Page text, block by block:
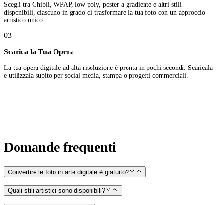
Scegli tra Ghibli, WPAP, low poly, poster a gradiente e altri stili
disponibili, ciascuno in grado di trasformare la tua foto con un approccio
artistico unico.
03
Scarica la Tua Opera
La tua opera digitale ad alta risoluzione è pronta in pochi secondi. Scaricala
e utilizzala subito per social media, stampa o progetti commerciali.
Domande frequenti
Convertire le foto in arte digitale è gratuito?
Quali stili artistici sono disponibili?